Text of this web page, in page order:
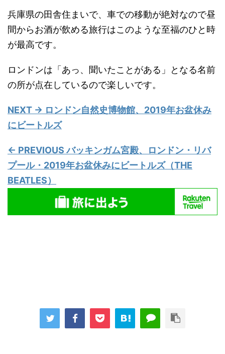
兵庫県の田舎住まいで、車での移動が絶対なので昼
間からお酒が飲める旅行はこのような至福のひと時
が最高です。
ロンドンは「あっ、聞いたことがある」となる名前
の所が点在しているので楽しいです。
NEXT → ロンドン自然史博物館、2019年お盆休み
にビートルズ
← PREVIOUS バッキンガム宮殿、ロンドン・リバ
プール・2019年お盆休みにビートルズ（THE
BEATLES）